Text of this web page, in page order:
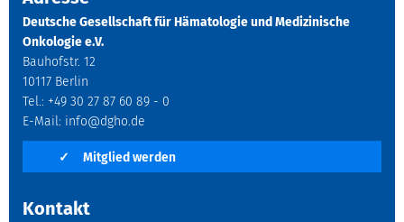
Deutsche Gesellschaft für Hämatologie und Medizinische
Onkologie e.V.
Bauhofstr. 12
10117 Berlin
Tel.: +49 30 27 87 60 89 - 0
E-Mail: info@dgho.de
✓ Mitglied werden
Kontakt